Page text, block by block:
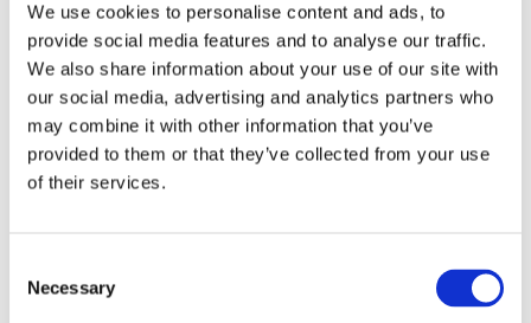
We use cookies to personalise content and ads, to
provide social media features and to analyse our traffic.
We also share information about your use of our site with
our social media, advertising and analytics partners who
may combine it with other information that you’ve
provided to them or that they’ve collected from your use
of their services.
Selection
Necessary
elkaar te maken. Deze moet u los meebestellen. Daarnaast heeft u
bevestigingsmiddelen nodig om de balustrade aan de ondergrond te
maken. Dit is afhankelijk van het type ondergrond, bijvoorbeeld
beton, hout, staal of steen. Als u de balustrade aan een muur
bevestigd heeft u daar bevestigingsmiddelen voor nodig, ook dit is
afhankelijk van het type muur.
Beton zonder vooraf aangebrachte bevestigingspunten. Deze
moet u dus nog boren: boorankers (clickers, slagankers, e.d.),